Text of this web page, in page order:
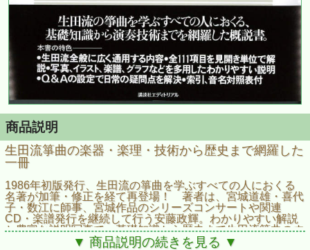
商品説明
生田流箏曲の楽器・楽理・技術から歴史まで網羅した
一冊
1986年初版発行、生田流の箏曲を学ぶすべての人におくる
名著が加筆・修正を経て再登場！ 著者は、宮城道雄・喜代
子・数江に師事、宮城作品のシリーズコンサートや関連
CD・楽譜発行を継続して行う安藤政輝。わかりやすい解説
と豊富な説明写真で、基礎知識から歴史まで生田流箏曲のす
べてを概説する。▼ 商品説明の続きを見る ▼